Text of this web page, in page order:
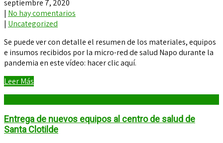
septiembre 7, 2020
| No hay comentarios
| Uncategorized
Se puede ver con detalle el resumen de los materiales, equipos
e insumos recibidos por la micro-red de salud Napo durante la
pandemia en este vídeo: hacer clic aquí.
Leer Más
Entrega de nuevos equipos al centro de salud de
Santa Clotilde